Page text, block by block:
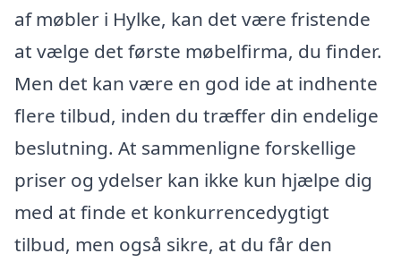
af møbler i Hylke, kan det være fristende
at vælge det første møbelfirma, du finder.
Men det kan være en god ide at indhente
flere tilbud, inden du træffer din endelige
beslutning. At sammenligne forskellige
priser og ydelser kan ikke kun hjælpe dig
med at finde et konkurrencedygtigt
tilbud, men også sikre, at du får den